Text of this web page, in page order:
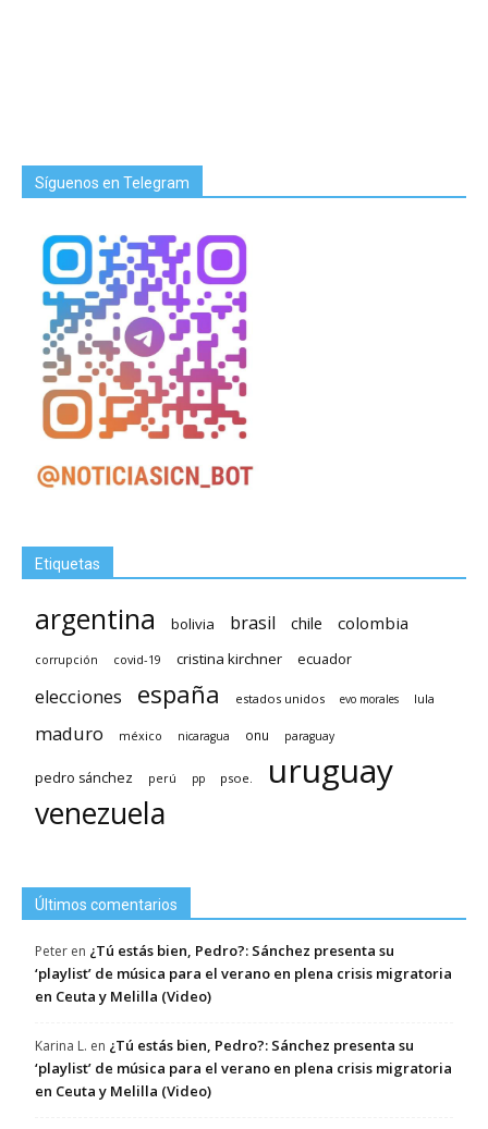
Síguenos en Telegram
Etiquetas
argentina bolivia brasil chile colombia
corrupción covid-19 cristina kirchner ecuador
elecciones españa estados unidos evo morales lula
maduro méxico nicaragua onu paraguay
pedro sánchez perú pp psoe. uruguay
venezuela
Últimos comentarios
Peter en ¿Tú estás bien, Pedro?: Sánchez presenta su
‘playlist’ de música para el verano en plena crisis migratoria
en Ceuta y Melilla (Video)
Karina L. en ¿Tú estás bien, Pedro?: Sánchez presenta su
‘playlist’ de música para el verano en plena crisis migratoria
en Ceuta y Melilla (Video)